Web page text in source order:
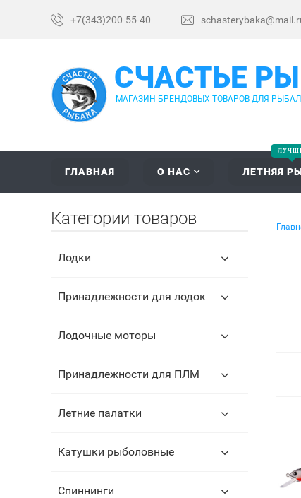
+7(343)200-55-40
СЧАСТЬЕ
МАГАЗИН БРЕНДОВЫХ ТОВАРОВ ДЛЯ
ГЛАВНАЯ О НАС ЛЕТНЯЯ
Категории товаров
Лодки
Принадлежности для лодок
Лодочные моторы
Принадлежности для ПЛМ
Летние палатки
Катушки рыболовные
Спиннинги